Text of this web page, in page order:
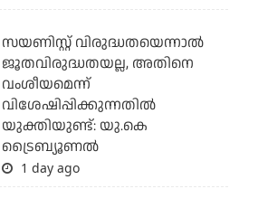
സയണിസ്റ്റ് വിരുദ്ധതയെന്നാല്‍
ജൂതവിരുദ്ധതയല്ല, അതിനെ
വംശീയമെന്ന്
വിശേഷിപ്പിക്കുന്നതില്‍
യുക്തിയുണ്ട്: യു.കെ
ട്രൈബ്യൂണല്‍
1 day ago